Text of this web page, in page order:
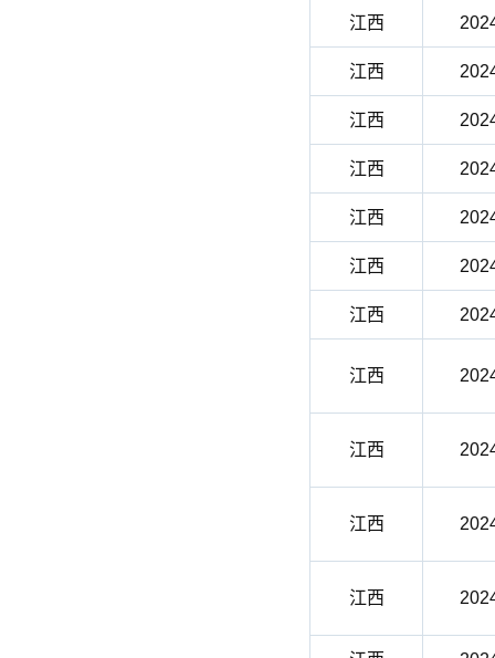
江西
江西
江西
江西
江西
江西
江西
江西
江西
江西
江西